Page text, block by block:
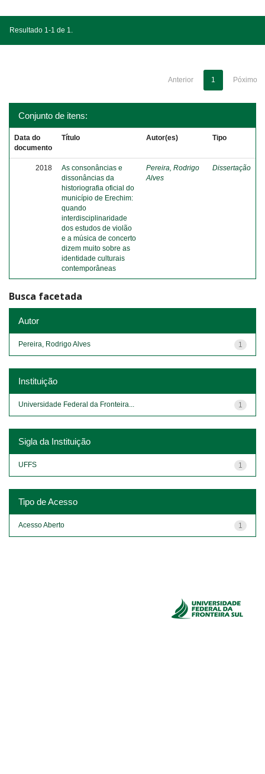
Resultado 1-1 de 1.
Anterior 1 Póximo
Conjunto de itens:
Data do
documento
Título Autor(es) Tipo
2018
As consonâncias e
dissonâncias da
historiografia oficial do
município de Erechim:
quando
interdisciplinaridade
dos estudos de violão
e a música de concerto
dizem muito sobre as
identidade culturais
contemporâneas
Pereira, Rodrigo
Alves
Dissertação
Busca facetada
Autor
1
Pereira, Rodrigo Alves
Instituição
1
Universidade Federal da Fronteira...
Sigla da Instituição
1
UFFS
Tipo de Acesso
1
Acesso Aberto